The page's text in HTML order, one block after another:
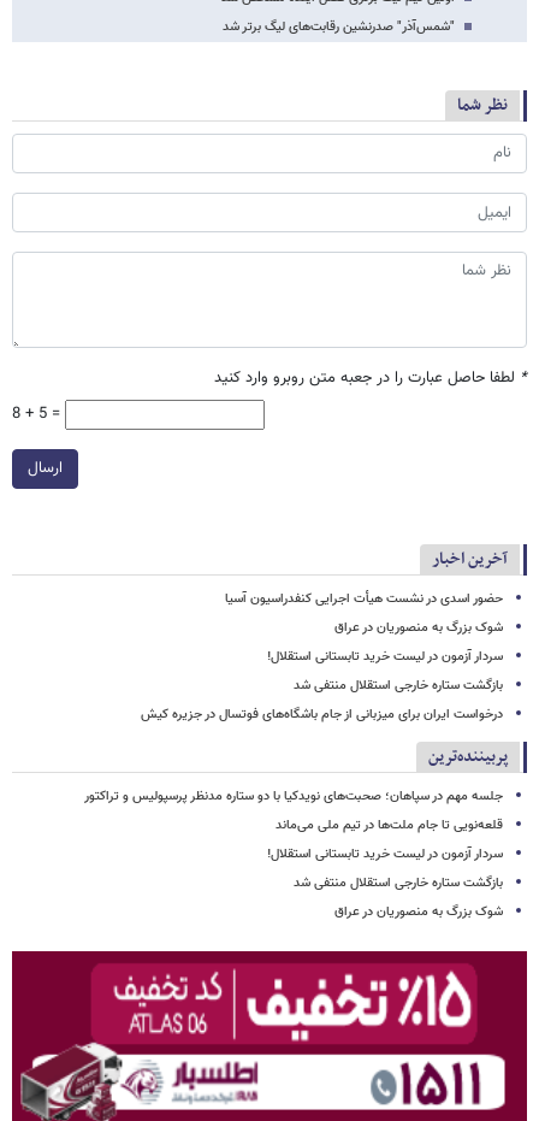
"شمس‌آذر" صدرنشین رقابت‌های لیگ برتر شد
نظر شما
* لطفا حاصل عبارت را در جعبه متن روبرو وارد کنید
8 + 5 =
ارسال
آخرین اخبار
حضور اسدی در نشست هیأت اجرایی کنفدراسیون آسیا
شوک بزرگ به منصوریان در عراق
سردار آزمون در لیست خرید تابستانی استقلال!
بازگشت ستاره خارجی استقلال منتفی شد
درخواست ایران برای میزبانی از جام باشگاه‌های فوتسال در جزیره کیش
پربیننده‌ترین
جلسه مهم در سپاهان؛ صحبت‌های نویدکیا با دو ستاره مدنظر پرسپولیس و تراکتور
قلعه‌نویی تا جام ملت‌ها در تیم ملی می‌ماند
سردار آزمون در لیست خرید تابستانی استقلال!
بازگشت ستاره خارجی استقلال منتفی شد
شوک بزرگ به منصوریان در عراق